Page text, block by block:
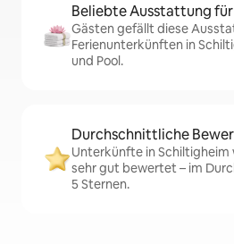
Beliebte Ausstattung
Gästen gefällt diese
Ferienunterkünften in
und Pool.
Durchschnittliche
Unterkünfte in Schiltigheim
sehr gut bewertet – im
5 Sternen.